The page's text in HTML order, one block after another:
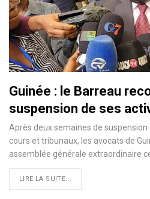
Guinée : le Barreau
suspension de ses
Après deux semaines de
cours et tribunaux, les avocats de
assemblée générale extraordinaire
LIRE LA SUITE...